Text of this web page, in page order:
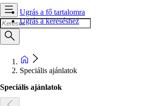
Ugrás a fő tartalomra
Ugrás a kereséshez
Speciális ajánlatok
Speciális ajánlatok